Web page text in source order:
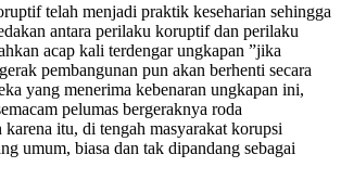
telah menjadi praktik keseharian sehingga
antara perilaku koruptif dan perilaku
acap kali terdengar ungkapan ”jika
pembangunan pun akan berhenti secara
yang menerima kebenaran ungkapan ini,
pelumas bergeraknya roda
itu, di tengah masyarakat korupsi
umum, biasa dan tak dipandang sebagai